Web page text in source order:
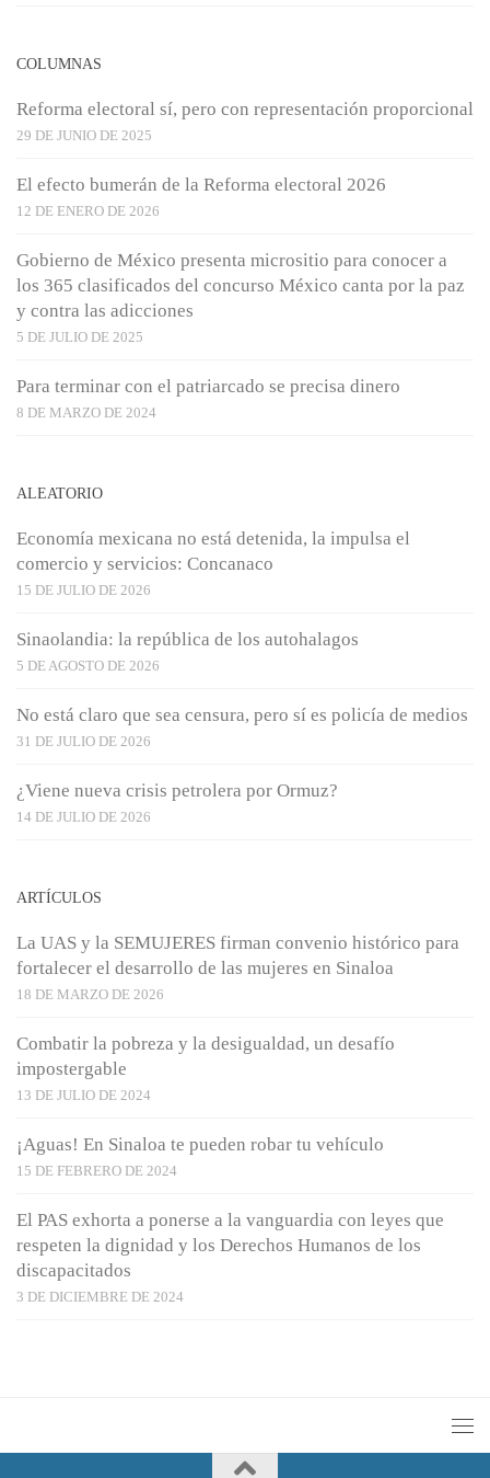
COLUMNAS
Reforma electoral sí, pero con representación proporcional
29 DE JUNIO DE 2025
El efecto bumerán de la Reforma electoral 2026
12 DE ENERO DE 2026
Gobierno de México presenta micrositio para conocer a
los 365 clasificados del concurso México canta por la paz
y contra las adicciones
5 DE JULIO DE 2025
Para terminar con el patriarcado se precisa dinero
8 DE MARZO DE 2024
ALEATORIO
Economía mexicana no está detenida, la impulsa el
comercio y servicios: Concanaco
15 DE JULIO DE 2026
Sinaolandia: la república de los autohalagos
5 DE AGOSTO DE 2026
No está claro que sea censura, pero sí es policía de medios
31 DE JULIO DE 2026
¿Viene nueva crisis petrolera por Ormuz?
14 DE JULIO DE 2026
ARTÍCULOS
La UAS y la SEMUJERES firman convenio histórico para
fortalecer el desarrollo de las mujeres en Sinaloa
18 DE MARZO DE 2026
Combatir la pobreza y la desigualdad, un desafío
impostergable
13 DE JULIO DE 2024
¡Aguas! En Sinaloa te pueden robar tu vehículo
15 DE FEBRERO DE 2024
El PAS exhorta a ponerse a la vanguardia con leyes que
respeten la dignidad y los Derechos Humanos de los
discapacitados
3 DE DICIEMBRE DE 2024